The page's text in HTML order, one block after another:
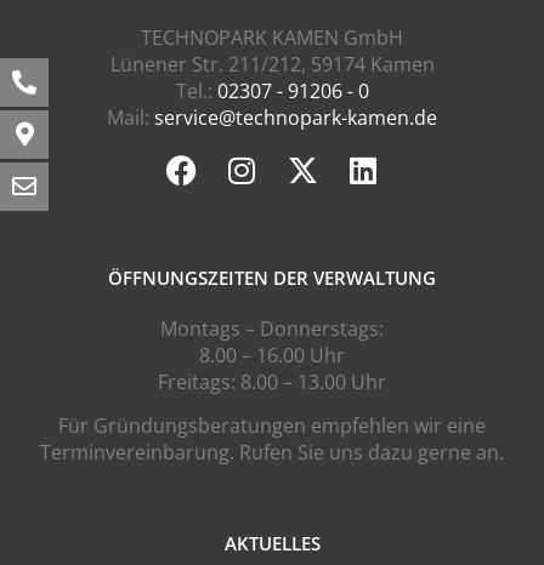
TECHNOPARK KAMEN GmbH
Lünener Str. 211/212, 59174 Kamen
Tel.: 02307 - 91206 - 0
Mail: service@technopark-kamen.de
ÖFFNUNGSZEITEN DER VERWALTUNG
Montags – Donnerstags:
8.00 – 16.00 Uhr
Freitags: 8.00 – 13.00 Uhr
Für Gründungsberatungen empfehlen wir eine
Terminvereinbarung. Rufen Sie uns dazu gerne an.
AKTUELLES